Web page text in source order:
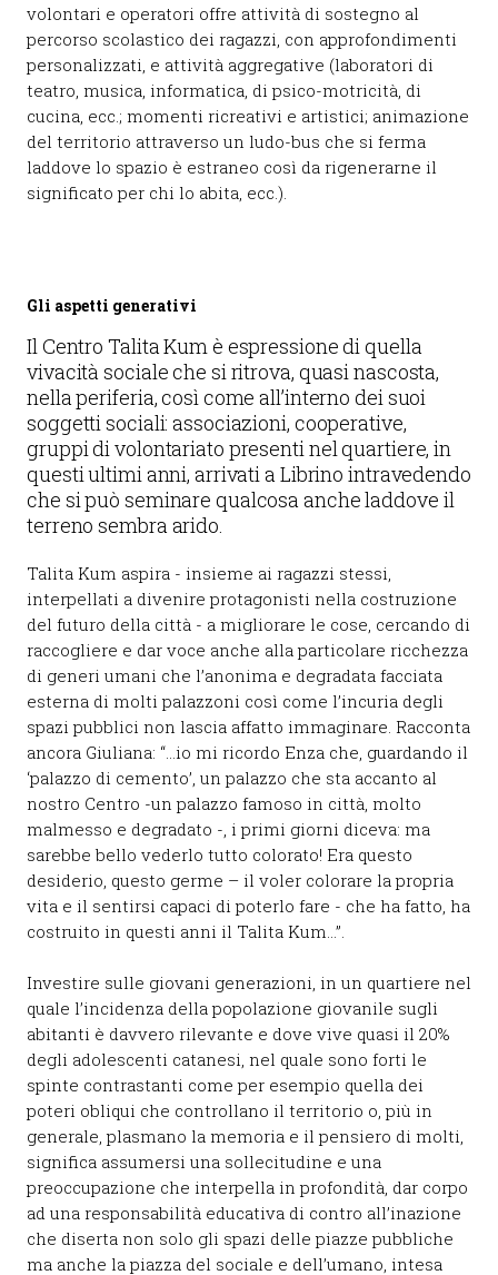
volontari e operatori offre attività di sostegno al
percorso scolastico dei ragazzi, con approfondimenti
personalizzati, e attività aggregative (laboratori di
teatro, musica, informatica, di psico-motricità, di
cucina, ecc.; momenti ricreativi e artistici; animazione
del territorio attraverso un ludo-bus che si ferma
laddove lo spazio è estraneo così da rigenerarne il
significato per chi lo abita, ecc.).
Gli aspetti generativi
Il Centro Talita Kum è espressione di quella
vivacità sociale che si ritrova, quasi nascosta,
nella periferia, così come all’interno dei suoi
soggetti sociali: associazioni, cooperative,
gruppi di volontariato presenti nel quartiere, in
questi ultimi anni, arrivati a Librino intravedendo
che si può seminare qualcosa anche laddove il
terreno sembra arido.
Talita Kum aspira - insieme ai ragazzi stessi,
interpellati a divenire protagonisti nella costruzione
del futuro della città - a migliorare le cose, cercando di
raccogliere e dar voce anche alla particolare ricchezza
di generi umani che l’anonima e degradata facciata
esterna di molti palazzoni così come l’incuria degli
spazi pubblici non lascia affatto immaginare. Racconta
ancora Giuliana: “…io mi ricordo Enza che, guardando il
‘palazzo di cemento’, un palazzo che sta accanto al
nostro Centro -un palazzo famoso in città, molto
malmesso e degradato -, i primi giorni diceva: ma
sarebbe bello vederlo tutto colorato! Era questo
desiderio, questo germe – il voler colorare la propria
vita e il sentirsi capaci di poterlo fare - che ha fatto, ha
costruito in questi anni il Talita Kum…”.
Investire sulle giovani generazioni, in un quartiere nel
quale l’incidenza della popolazione giovanile sugli
abitanti è davvero rilevante e dove vive quasi il 20%
degli adolescenti catanesi, nel quale sono forti le
spinte contrastanti come per esempio quella dei
poteri obliqui che controllano il territorio o, più in
generale, plasmano la memoria e il pensiero di molti,
significa assumersi una sollecitudine e una
preoccupazione che interpella in profondità, dar corpo
ad una responsabilità educativa di contro all’inazione
che diserta non solo gli spazi delle piazze pubbliche
ma anche la piazza del sociale e dell’umano, intesa